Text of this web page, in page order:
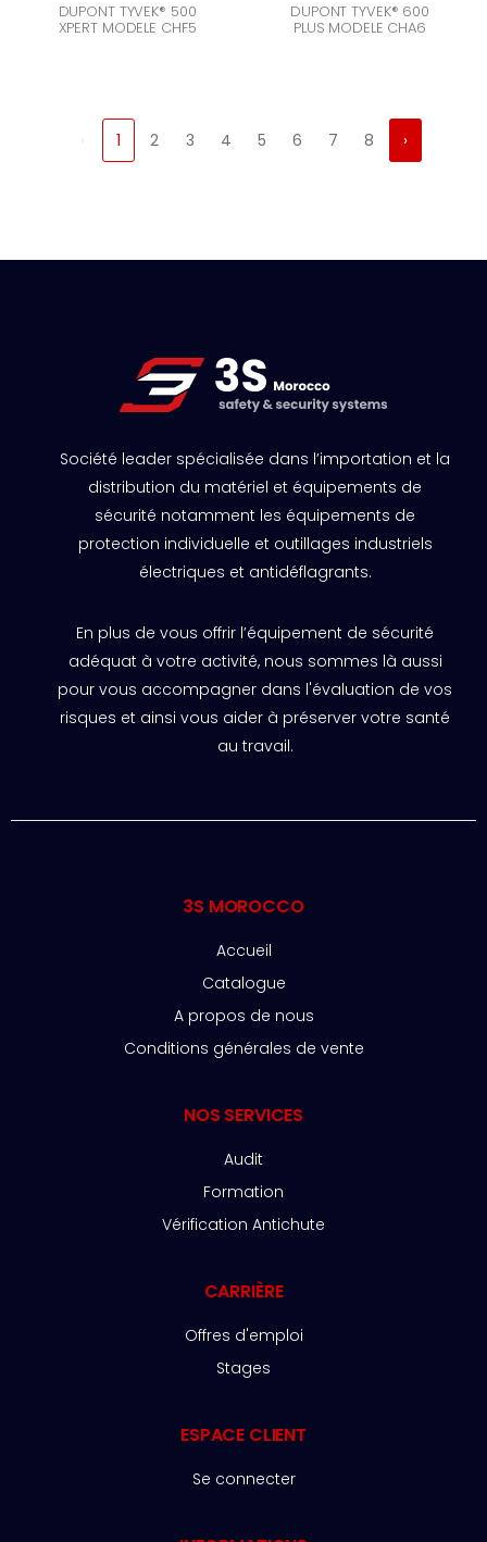
DUPONT TYVEK® 500
XPERT MODELE CHF5
DUPONT TYVEK® 600
PLUS MODELE CHA6
1 2 3 4 5 6 7 8 ›
Société leader spécialisée dans l’importation et la
distribution du matériel et équipements de
sécurité notamment les équipements de
protection individuelle et outillages industriels
électriques et antidéflagrants.
En plus de vous offrir l’équipement de sécurité
adéquat à votre activité, nous sommes là aussi
pour vous accompagner dans l'évaluation de vos
risques et ainsi vous aider à préserver votre santé
au travail.
3S MOROCCO
Accueil
Catalogue
A propos de nous
Conditions générales de vente
NOS SERVICES
Audit
Formation
Vérification Antichute
CARRIÈRE
Offres d'emploi
Stages
ESPACE CLIENT
Se connecter